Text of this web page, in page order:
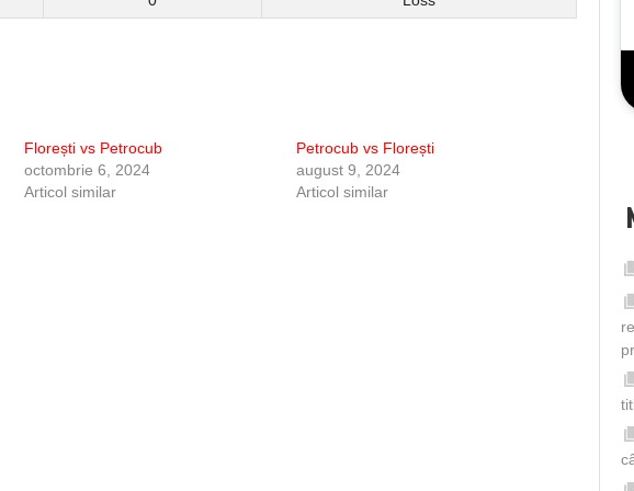
Florești vs Petrocub
octombrie 6, 2024
Articol similar
Petrocub vs Florești
august 9, 2024
Articol similar